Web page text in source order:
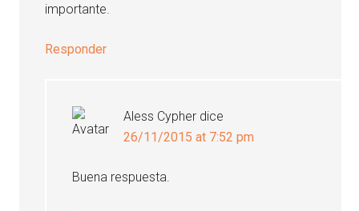
importante.
Responder
Aless Cypher dice
26/11/2015 at 7:52 pm
Buena respuesta.